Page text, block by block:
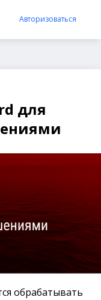
Авторизоваться
для
обрабатывать